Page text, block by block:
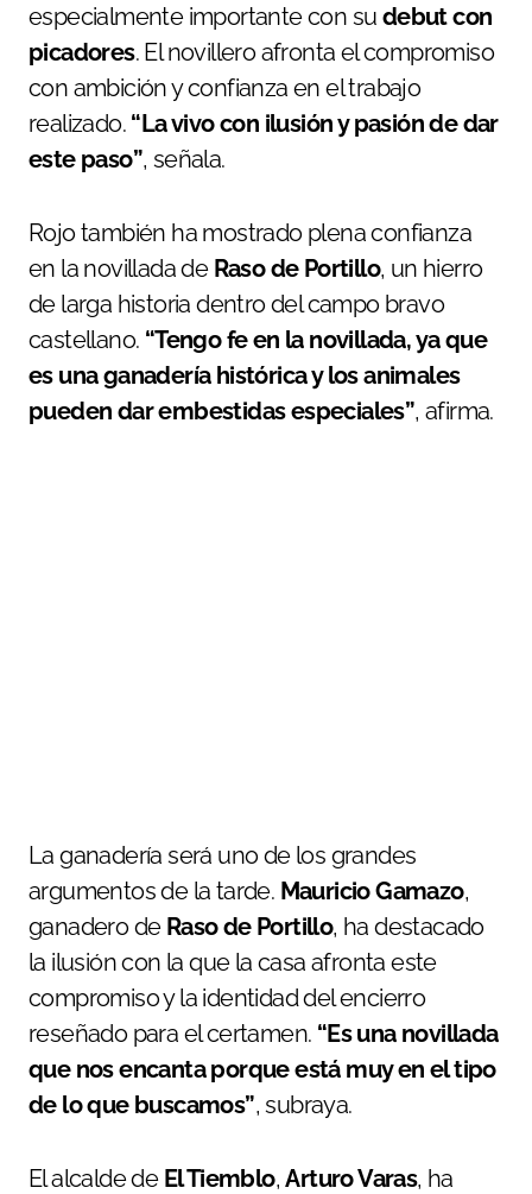
especialmente importante con su debut con
picadores. El novillero afronta el compromiso
con ambición y confianza en el trabajo
realizado. “La vivo con ilusión y pasión de dar
este paso”, señala.
Rojo también ha mostrado plena confianza
en la novillada de Raso de Portillo, un hierro
de larga historia dentro del campo bravo
castellano. “Tengo fe en la novillada, ya que
es una ganadería histórica y los animales
pueden dar embestidas especiales”, afirma.
La ganadería será uno de los grandes
argumentos de la tarde. Mauricio Gamazo,
ganadero de Raso de Portillo, ha destacado
la ilusión con la que la casa afronta este
compromiso y la identidad del encierro
reseñado para el certamen. “Es una novillada
que nos encanta porque está muy en el tipo
de lo que buscamos”, subraya.
El alcalde de El Tiemblo,Arturo Varas, ha